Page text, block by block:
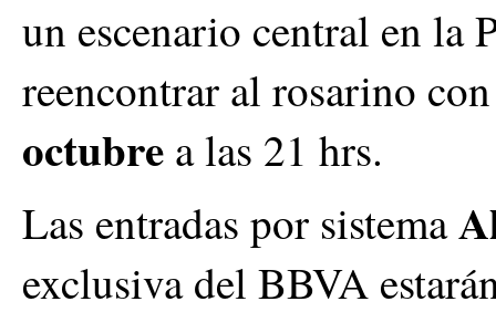
un escenario central en la
reencontrar al rosarino
octubre a las 21 hrs.
Las entradas por sistema
exclusiva del BBVA